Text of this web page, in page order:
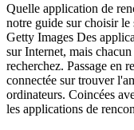
Quelle application de
notre guide sur choisir le
Getty Images Des
sur Internet, mais
recherchez. Passage en
connectée sur trouver
ordinateurs. Coincées
les applications de